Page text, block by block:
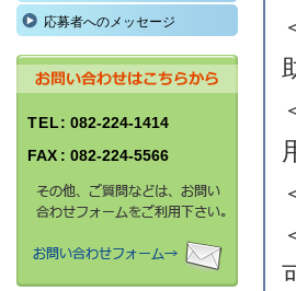
応募者へのメッセージ
TEL: 082-224-1414
FAX : 082-224-5566